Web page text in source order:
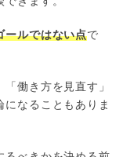
ールではない点で
働き方を見直す」
になることもありま